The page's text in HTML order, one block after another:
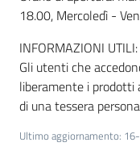
18.00, Mercoledì -
INFORMAZIONI UTILI:
Gli utenti che
liberamente i prodotti
di una tessera
Ultimo aggiornamento: